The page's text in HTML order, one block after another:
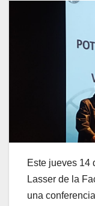
Este jueves 14
Lasser de la
una